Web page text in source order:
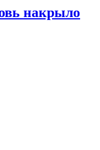
накрыло